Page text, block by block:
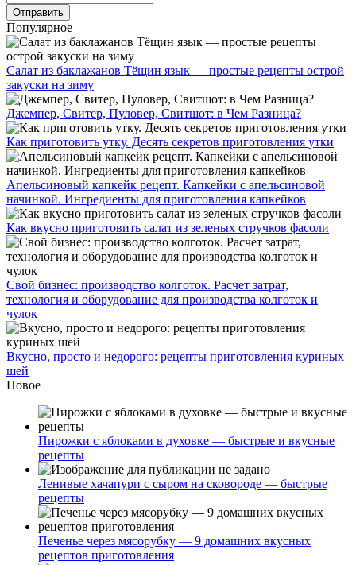
Популярное
Салат из баклажанов Тёщин язык — простые рецепты острой
закуски на зиму
Джемпер, Свитер, Пуловер, Свитшот: в Чем Разница?
Как приготовить утку. Десять секретов приготовления утки
Апельсиновый капкейк рецепт. Капкейки с апельсиновой
начинкой. Ингредиенты для приготовления капкейков
Как вкусно приготовить салат из зеленых стручков фасоли
Свой бизнес: производство колготок. Расчет затрат,
технология и оборудование для производства колготок и
чулок
Вкусно, просто и недорого: рецепты приготовления куриных
шей
Новое
Пирожки с яблоками в духовке — быстрые и вкусные
рецепты
Ленивые хачапури с сыром на сковороде — быстрые
рецепты
Печенье через мясорубку — 9 домашних вкусных
рецептов приготовления